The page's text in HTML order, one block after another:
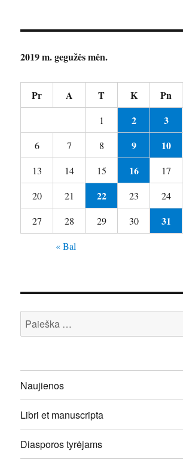
2019 m. gegužės mėn.
Pr A T K Pn
1 2 3
6
7 8 9 10
13
14 15 16 17
20
21 22 23 24
27
28 29 30 31
« Bal
Ieškoti:
Naujienos
Libri et manuscripta
Diasporos tyrėjams